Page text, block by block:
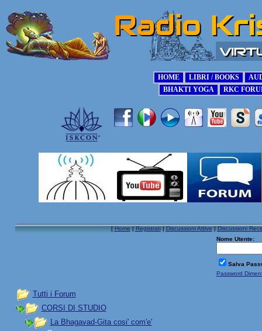
[Home|Registrati|Discussioni Attive|Discussioni
Nome Utente:
Salva
Password
Tutti i Forum
CORSI DI STUDIO
La Bhagavad-Gita cosi' com'e'